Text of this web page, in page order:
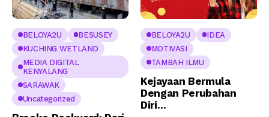
BELOYA2U
BESUSEY
KUCHING WETLAND
MEDIA DIGITAL
KENYALANG
SARAWAK
Uncategorized
BELOYA2U
IDEA
MOTIVASI
TAMBAH ILMU
Kejayaan Bermula
Dengan Perubahan
Diri…